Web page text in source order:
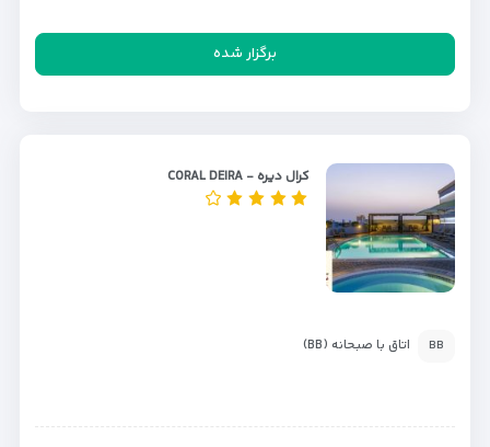
برگزار شده
کرال دیره - CORAL DEIRA
BB اتاق با صبحانه (BB)